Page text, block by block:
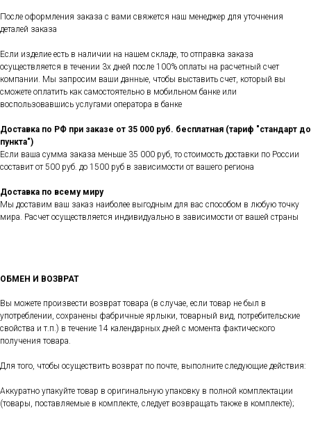
После оформления заказа с вами свяжется наш менеджер для уточнения
деталей заказа
Если изделие есть в наличии на нашем складе, то отправка заказа
осуществляется в течении 3х дней после 100% оплаты на расчетный счет
компании. Мы запросим ваши данные, чтобы выставить счет, который вы
сможете оплатить как самостоятельно в мобильном банке или
воспользовавшись услугами оператора в банке
Доставка по РФ при заказе от 35 000 руб. бесплатная (тариф "стандарт до
пункта")
Если ваша сумма заказа меньше 35 000 руб, то стоимость доставки по России
составит от 500 руб. до 1500 руб в зависимости от вашего региона
Доставка по всему миру
Мы доставим ваш заказ наиболее выгодным для вас способом в любую точку
мира. Расчет осуществляется индивидуально в зависимости от вашей страны
ОБМЕН И ВОЗВРАТ
Вы можете произвести возврат товара (в случае, если товар не был в
употреблении, сохранены фабричные ярлыки, товарный вид, потребительские
свойства и т.п.) в течение 14 календарных дней с момента фактического
получения товара.
Для того, чтобы осуществить возврат по почте, выполните следующие действия:
Аккуратно упакуйте товар в оригинальную упаковку в полной комплектации
(товары, поставляемые в комплекте, следует возвращать также в комплекте);